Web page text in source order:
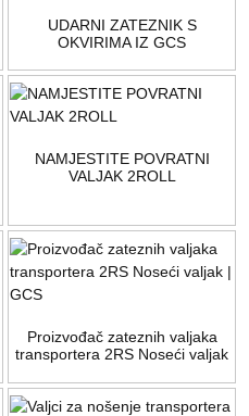
UDARNI ZATEZNIK S
OKVIRIMA IZ GCS
NAMJESTITE POVRATNI
VALJAK 2ROLL
Proizvođač zateznih valjaka
transportera 2RS Noseći valjak